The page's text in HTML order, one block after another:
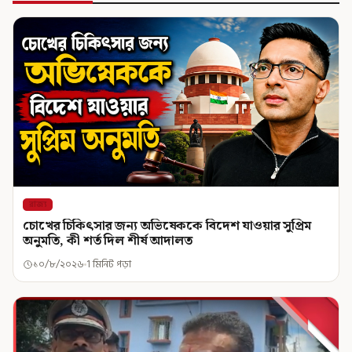
রাজ্য
চোখের চিকিৎসার জন্য অভিষেককে বিদেশ যাওয়ার সুপ্রিম
অনুমতি, কী শর্ত দিল শীর্ষ আদালত
১০/৮/২০২৬ 1 মিনিট পড়া